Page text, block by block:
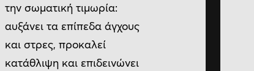
την σωματική τιμωρία:
αυξάνει τα επίπεδα άγχους
και στρες, προκαλεί
κατάθλιψη και επιδεινώνει